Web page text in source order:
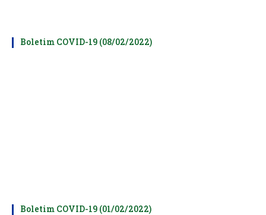
Boletim COVID-19 (08/02/2022)
Boletim COVID-19 (01/02/2022)